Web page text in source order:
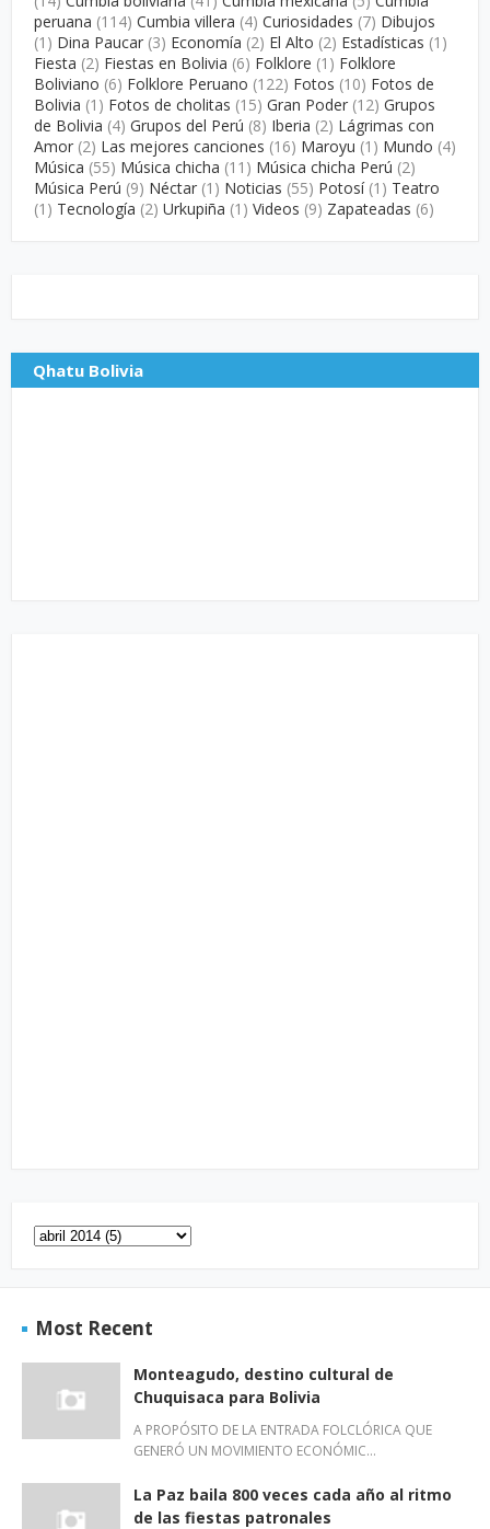
peruana (114) Cumbia villera (4) Curiosidades (7) Dibujos
(1) Dina Paucar (3) Economía (2) El Alto (2) Estadísticas (1)
Fiesta (2) Fiestas en Bolivia (6) Folklore (1) Folklore
Boliviano (6) Folklore Peruano (122) Fotos (10) Fotos de
Bolivia (1) Fotos de cholitas (15) Gran Poder (12) Grupos
de Bolivia (4) Grupos del Perú (8) Iberia (2) Lágrimas con
Amor (2) Las mejores canciones (16) Maroyu (1) Mundo (4)
Música (55) Música chicha (11) Música chicha Perú (2)
Música Perú (9) Néctar (1) Noticias (55) Potosí (1) Teatro
(1) Tecnología (2) Urkupiña (1) Videos (9) Zapateadas (6)
Qhatu Bolivia
Most Recent
Monteagudo, destino cultural de
Chuquisaca para Bolivia
A PROPÓSITO DE LA ENTRADA FOLCLÓRICA QUE
GENERÓ UN MOVIMIENTO ECONÓMIC…
La Paz baila 800 veces cada año al ritmo
de las fiestas patronales